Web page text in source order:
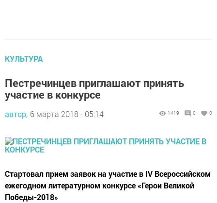
КУЛЬТУРА
Пестречинцев приглашают принять
участие в конкурсе
автор, 6 марта 2018 - 05:14 1419 0 0
Стартовал прием заявок на участие в IV Всероссийском
ежегодном литературном конкурсе «Герои Великой
Победы-2018»